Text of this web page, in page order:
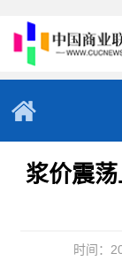
浆价震
时间：